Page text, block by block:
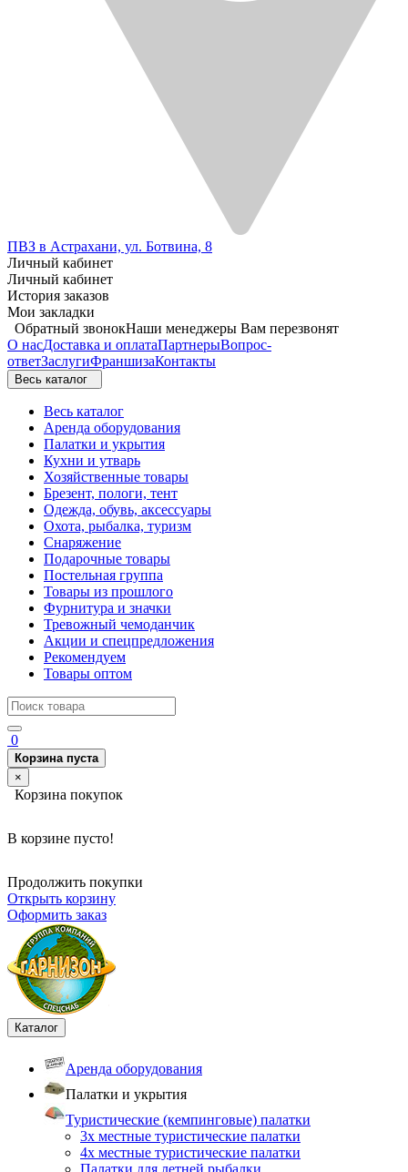
ПВЗ в Астрахани, ул. Ботвина, 8
Личный кабинет
Личный кабинет
История заказов
Мои закладки
Обратный звонокНаши менеджеры Вам перезвонят
О насДоставка и оплатаПартнерыВопрос-
ответЗаслугиФраншизаКонтакты
Весь каталог
Весь каталог
Аренда оборудования
Палатки и укрытия
Кухни и утварь
Хозяйственные товары
Брезент, пологи, тент
Одежда, обувь, аксессуары
Охота, рыбалка, туризм
Снаряжение
Подарочные товары
Постельная группа
Товары из прошлого
Фурнитура и значки
Тревожный чемоданчик
Акции и спецпредложения
Рекомендуем
Товары оптом
0
Корзина пуста
×
Корзина покупок
В корзине пусто!
Продолжить покупки
Открыть корзину
Оформить заказ
Каталог
Аренда оборудования
Палатки и укрытия
Туристические (кемпинговые) палатки
3х местные туристические палатки
4х местные туристические палатки
Палатки для летней рыбалки